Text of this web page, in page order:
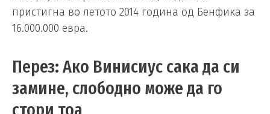
пристигна во летото 2014 година од Бенфика за
16.000.000 евра.
Перез: Ако Винисиус сака да си
замине, слободно може да го